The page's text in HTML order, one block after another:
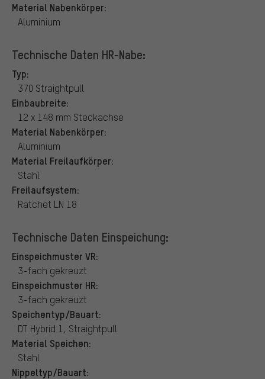
Material Nabenkörper:
Aluminium
Technische Daten HR-Nabe:
Typ:
370 Straightpull
Einbaubreite:
12 x 148 mm Steckachse
Material Nabenkörper:
Aluminium
Material Freilaufkörper:
Stahl
Freilaufsystem:
Ratchet LN 18
Technische Daten Einspeichung:
Einspeichmuster VR:
3-fach gekreuzt
Einspeichmuster HR:
3-fach gekreuzt
Speichentyp/Bauart:
DT Hybrid 1, Straightpull
Material Speichen:
Stahl
Nippeltyp/Bauart: